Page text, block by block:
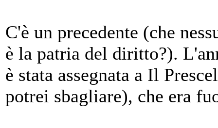
C'è un precedente (che
è la patria del diritto?).
è stata assegnata a Il
potrei sbagliare), che era